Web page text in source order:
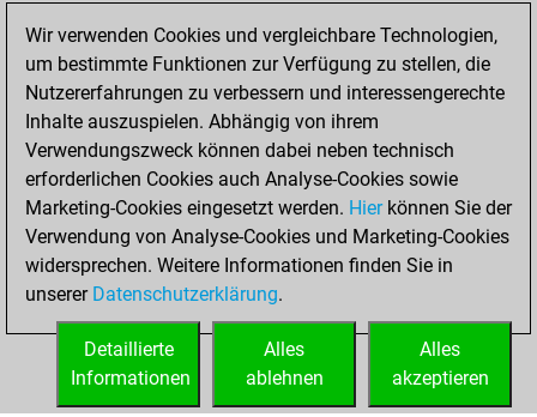
Mittwoch, Mai 27,
2026
You totalled
2883 tactics
positions
Tactics
You solved
1869 tactics
positions
You achieved
tactics positions
Wir verwenden Cookies und vergleichbare Technologien,
um bestimmte Funktionen zur Verfügung zu stellen, die
Nutzererfahrungen zu verbessern und interessengerechte
Inhalte auszuspielen. Abhängig von ihrem
Verwendungszweck können dabei neben technisch
erforderlichen Cookies auch Analyse-Cookies sowie
Marketing-Cookies eingesetzt werden. Hierkönnen Sie der
Verwendung von Analyse-Cookies und Marketing-Cookies
widersprechen. Weitere Informationen finden Sie in
unserer Datenschutzerklärung.
Alles
akzeptieren
Alles
ablehnen
Detaillierte
Informationen